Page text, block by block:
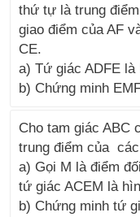
thứ tự là trung
giao điểm của AF
CE.
a) Tứ giác ADFE
b) Chứng minh
Cho tam giác ABC
trung điểm của
a) Gọi M là điểm
tứ giác ACEM là
b) Chứng minh tứ